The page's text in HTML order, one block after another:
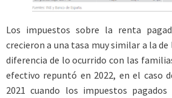
Los impuestos sobre la renta
crecieron a una tasa muy similar a la
diferencia de lo ocurrido con las
efectivo repuntó en 2022, en el caso
2021 cuando los impuestos